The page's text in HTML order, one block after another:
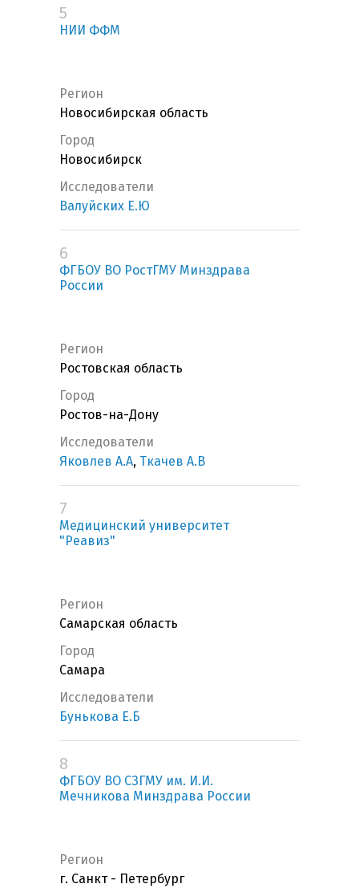
5
НИИ ФФМ
Регион
Новосибирская область
Город
Новосибирск
Исследователи
Валуйских Е.Ю
6
ФГБОУ ВО РостГМУ Минздрава
России
Регион
Ростовская область
Город
Ростов-на-Дону
Исследователи
Яковлев А.А, Ткачев А.В
7
Медицинский университет
"Реавиз"
Регион
Самарская область
Город
Самара
Исследователи
Бунькова Е.Б
8
ФГБОУ ВО СЗГМУ им. И.И.
Мечникова Минздрава России
Регион
г. Санкт - Петербург